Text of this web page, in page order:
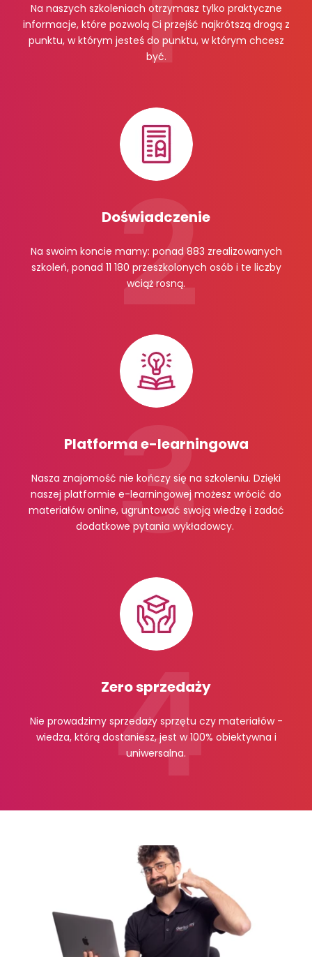
Na naszych szkoleniach otrzymasz tylko praktyczne
informacje, które pozwolą Ci przejść najkrótszą drogą z
punktu, w którym jesteś do punktu, w którym chcesz
być.
Doświadczenie
Na swoim koncie mamy: ponad 883 zrealizowanych
szkoleń, ponad 11 180 przeszkolonych osób i te liczby
wciąż rosną.
Platforma e-learningowa
Nasza znajomość nie kończy się na szkoleniu. Dzięki
naszej platformie e-learningowej możesz wrócić do
materiałów online, ugruntować swoją wiedzę i zadać
dodatkowe pytania wykładowcy.
Zero sprzedaży
Nie prowadzimy sprzedaży sprzętu czy materiałów -
wiedza, którą dostaniesz, jest w 100% obiektywna i
uniwersalna.